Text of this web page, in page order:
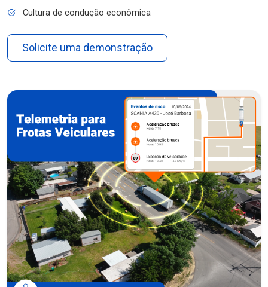
Cultura de condução econômica
Solicite uma demonstração